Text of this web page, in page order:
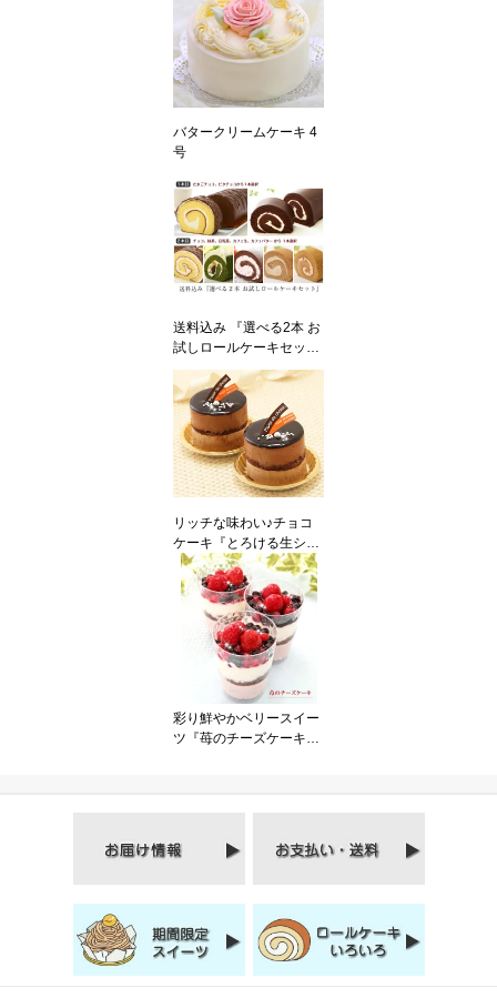
バタークリームケーキ 4
号
送料込み 『選べる2本 お
試しロールケーキセッ
ト』（お一人様2回まで
ご購入頂けます）◎四
国・中国・九州は+送料8
00円、沖縄は配送不可
リッチな味わい♪チョコ
ケーキ『とろける生ショ
コラ』2個入チョコレー
トケーキ
彩り鮮やかベリースイー
ツ『苺のチーズケーキ』